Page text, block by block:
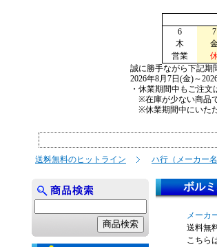
6
7
木
営業
誠に勝手ながら下記期
2026年8月7日(金)～
・休業期間中もご注
※在庫が少ない商品
※休業期間中にいた
送料無料のヒットライン ハ行（メーカー名
ボル
メーカ
送料無
こちら